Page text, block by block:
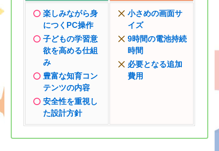
楽しみながら身
につくPC操作
子どもの学習意
欲を高める仕組
み
豊富な知育コン
テンツの内容
安全性を重視し
た設計方針
小さめの画面サ
イズ
9時間の電池持続
時間
必要となる追加
費用